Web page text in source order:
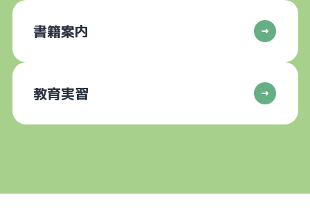
書籍案内
教育実習